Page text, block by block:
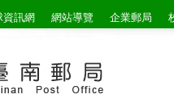
資訊網 網站導覽 企業郵局